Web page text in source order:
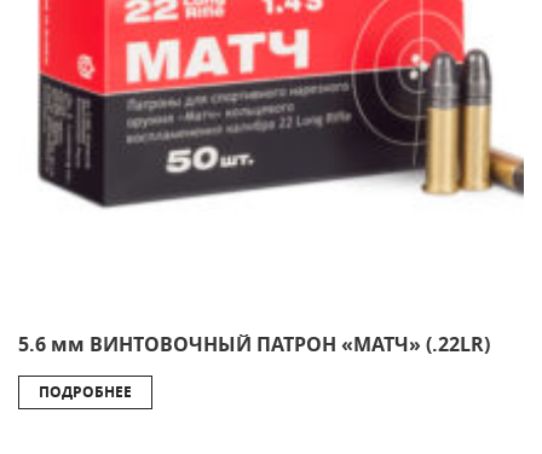
5.6 мм ВИНТОВОЧНЫЙ ПАТРОН «МАТЧ» (.22LR)
ПОДРОБНЕЕ